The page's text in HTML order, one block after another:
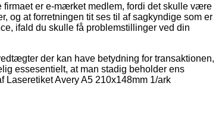
er e-mærket medlem, fordi det skulle være
og at forretningen tit ses til af sagkyndige som er
ifald du skulle få problemstillinger ved din
der kan have betydning for transaktionen,
essesentielt, at man stadig beholder ens
Laseretiket Avery A5 210x148mm 1/ark